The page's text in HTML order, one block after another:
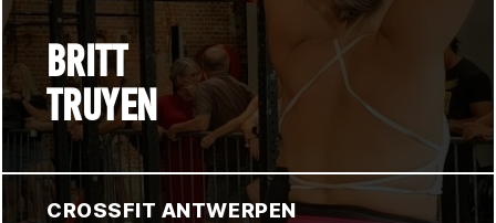
BRITT
TRUYEN
CROSSFIT ANTWERPEN